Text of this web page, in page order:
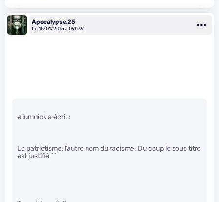
Apocalypse.25
Le 15/01/2015 à 09h39
eliumnick a écrit :
Le patriotisme, l’autre nom du racisme. Du coup le sous titre
est justifié ^^